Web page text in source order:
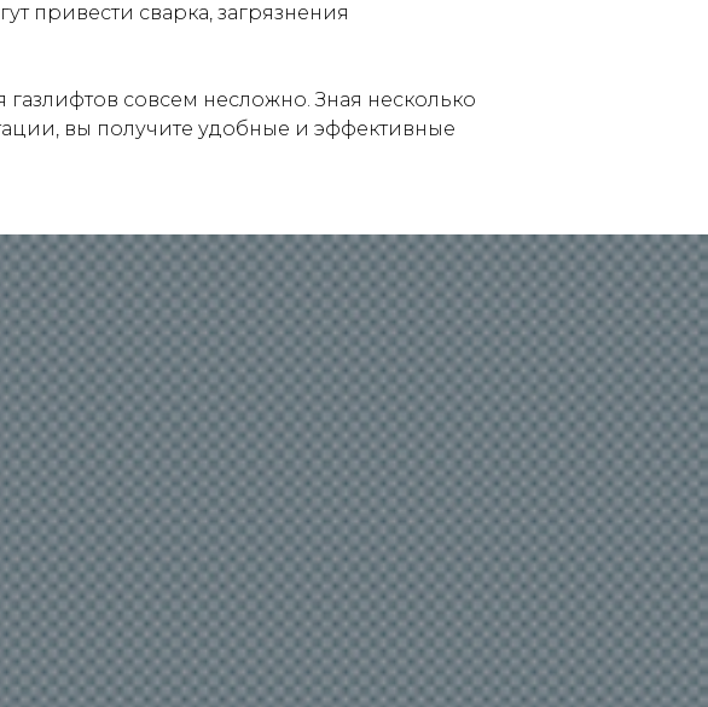
привести сварка, загрязнения
совсем несложно. Зная несколько
вы получите удобные и эффективные